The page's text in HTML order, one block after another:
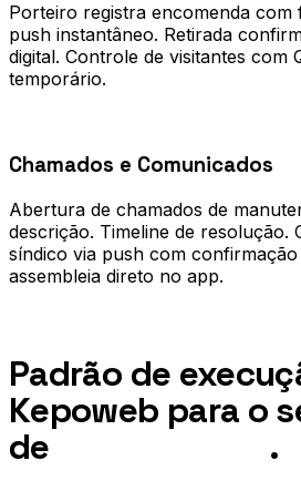
Porteiro registra encomenda
push instantâneo. Retirada
digital. Controle de visitantes com
temporário.
Chamados e Comunicados
Abertura de chamados de
descrição. Timeline de resolução.
síndico via push com
assembleia direto no app.
Padrão de
Kepoweb para o
de
.